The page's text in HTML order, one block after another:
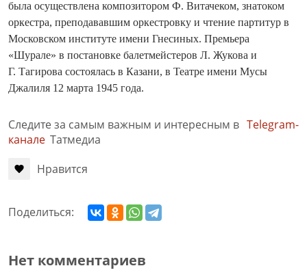
была осуществлена композитором Ф. Витачеком, знатоком
оркестра, преподававшим оркестровку и чтение партитур в
Московском институте имени Гнесиных. Премь­ера
«Шурале» в постановке балетмейстеров Л. Жукова и
Г. Тагирова состоялась в Казани, в Театре имени Мусы
Джалиля 12 марта 1945 года.
Следите за самым важным и интересным в Telegram-
канале Татмедиа
Нравится
Поделиться:
Нет комментариев